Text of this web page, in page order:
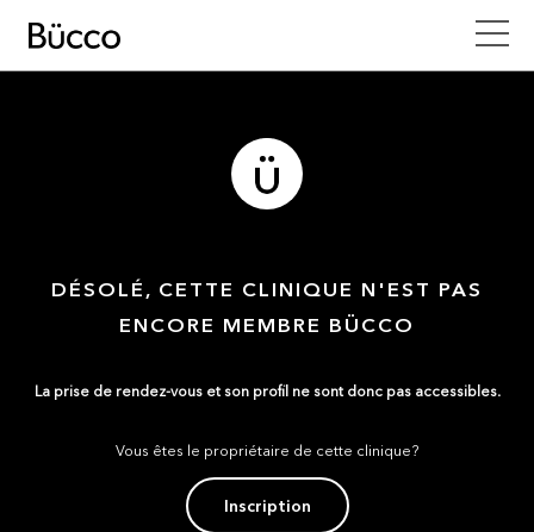
DÉSOLÉ, CETTE CLINIQUE N'EST PAS
ENCORE MEMBRE BÜCCO
La prise de rendez-vous et son profil ne sont donc pas accessibles.
Vous êtes le propriétaire de cette clinique?
Inscription